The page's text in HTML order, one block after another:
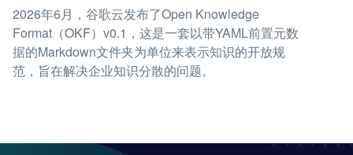
2026年6月，谷歌云发布了Open Knowledge
Format（OKF）v0.1，这是一套以带YAML前置元数
据的Markdown文件夹为单位来表示知识的开放规
范，旨在解决企业知识分散的问题。